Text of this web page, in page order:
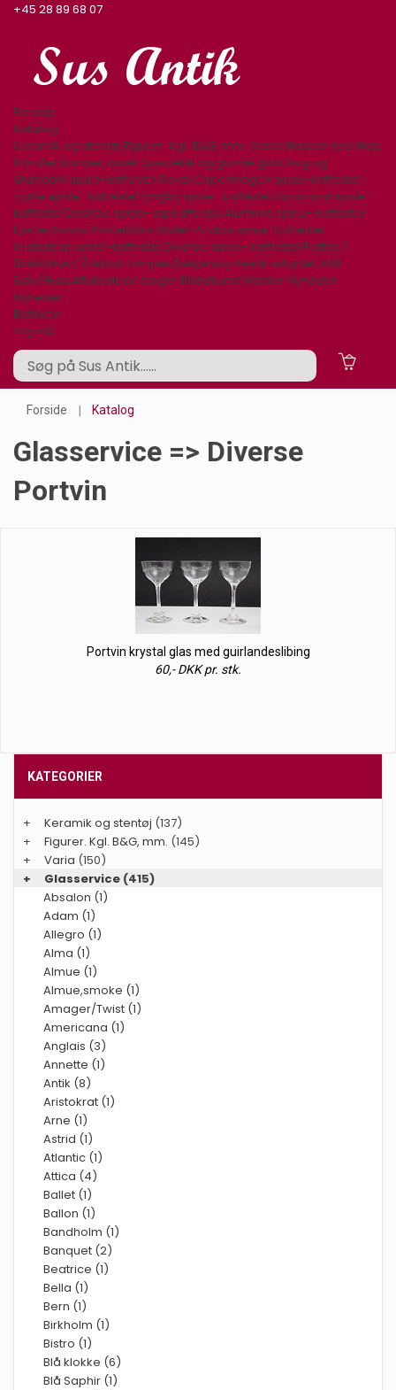
+45 28 89 68 07
Forside
Katalog
Keramik og stentøj Figurer. Kgl. B&G, mm. Varia Glasservice Glas,
Karafler,kander,vaser Specielle og gamle glas Bing og
Grøndahl spise-kaffestel Royal Copenhagen spise-kaffestel
Tyske spise- kaffestel Lyngby spise- kaffestel Rørstrand spise-
kaffestel Desiree spise- og kaffestel Aluminia spise- kaffestel
Kjøbenhavns Porcellains Maleri Arabia spise-kaffestel
Knabstrup spise-kaffestel Diverse spise- kaffestel Platter /
årsklokker/ Årskrus Lamper/belysning Bestik sølvplet, stål
Sølv/Guld Afbilledede bøger Billedkunst Møbler Nyheder
Nyheder
Butikken
Log ind
Forside Katalog
Glasservice => Diverse
Portvin
Portvin krystal glas med guirlandeslibing
60,- DKK pr. stk.
KATEGORIER
+ Keramik og stentøj (137)
+
Figurer. Kgl. B&G, mm. (145)
+
Varia (150)
+
Glasservice (415)
Absalon (1)
Adam (1)
Allegro (1)
Alma (1)
Almue (1)
Almue,smoke (1)
Amager/Twist (1)
Americana (1)
Anglais (3)
Annette (1)
Antik (8)
Aristokrat (1)
Arne (1)
Astrid (1)
Atlantic (1)
Attica (4)
Ballet (1)
Ballon (1)
Bandholm (1)
Banquet (2)
Beatrice (1)
Bella (1)
Bern (1)
Birkholm (1)
Bistro (1)
Blå klokke (6)
Blå Saphir (1)